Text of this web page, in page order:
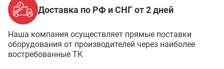
Доставка по РФ и СНГ от 2 дней
Наша компания осуществляет прямые поставки
оборудования от производителей через наиболее
востребованные ТК